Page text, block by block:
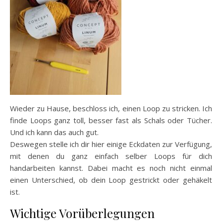
Wieder zu Hause, beschloss ich, einen Loop zu stricken. Ich
finde Loops ganz toll, besser fast als Schals oder Tücher.
Und ich kann das auch gut.
Deswegen stelle ich dir hier einige Eckdaten zur Verfügung,
mit denen du ganz einfach selber Loops für dich
handarbeiten kannst. Dabei macht es noch nicht einmal
einen Unterschied, ob dein Loop gestrickt oder gehäkelt
ist.
Wichtige Vorüberlegungen